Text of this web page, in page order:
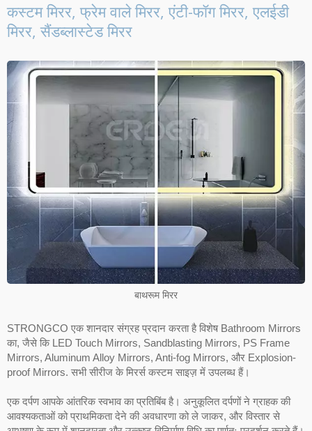
कस्टम मिरर, फ्रेम वाले मिरर, एंटी-फॉग मिरर, एलईडी
मिरर, सैंडब्लास्टेड मिरर
बाथरूम मिरर
STRONGCO एक शानदार संग्रह प्रदान करता है विशेष Bathroom Mirrors
का, जैसे कि LED Touch Mirrors, Sandblasting Mirrors, PS Frame
Mirrors, Aluminum Alloy Mirrors, Anti-fog Mirrors, और Explosion-
proof Mirrors. सभी सीरीज के मिरर्स कस्टम साइज़ में उपलब्ध हैं।
एक दर्पण आपके आंतरिक स्वभाव का प्रतिबिंब है। अनुकूलित दर्पणों ने ग्राहक की
आवश्यकताओं को प्राथमिकता देने की अवधारणा को ले जाकर, और विस्तार से